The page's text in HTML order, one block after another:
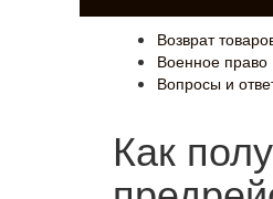
Возврат
Военное право
Вопросы и
Как